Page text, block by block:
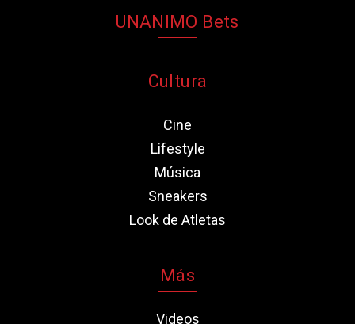
UNANIMO Bets
Cultura
Cine
Lifestyle
Música
Sneakers
Look de Atletas
Más
Videos